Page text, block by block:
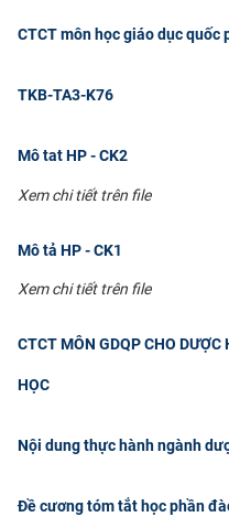
CTCT môn học giáo dục quốc
TKB-TA3-K76
Mô tat HP - CK2
Xem chi tiết trên file
Mô tả HP - CK1
Xem chi tiết trên file
CTCT MÔN GDQP CHO DƯỢC
HỌC
Nội dung thực hành ngành
Đề cương tóm tắt học phần